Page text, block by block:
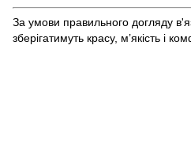
За умови правильного догляду
зберігатимуть красу, м’якість і